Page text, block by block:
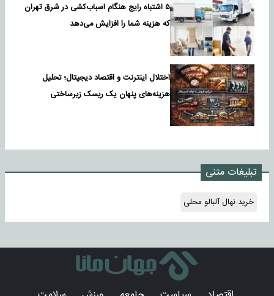
۵ اشتباه رایج هنگام اسباب‌کشی در شرق تهران
که هزینه شما را افزایش می‌دهد
اختلال اینترنت و اقتصاد دیجیتال؛ تحلیل
هزینه‌های پنهان یک ریسک زیرساختی
تبلیغات متنی
خرید نهال آلبالو محلی